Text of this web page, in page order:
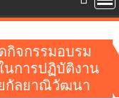
กิจกรรมอบรม
นการปฏิบัติงาน
กัลยาณิวัฒนา